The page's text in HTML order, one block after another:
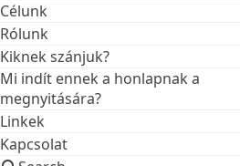
Célunk
Rólunk
Kiknek szánjuk?
Mi indít ennek a honlapnak a
megnyitására?
Linkek
Kapcsolat